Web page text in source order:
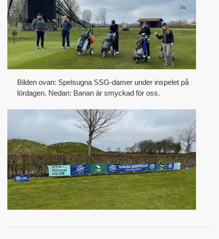
Bilden ovan: Spelsugna SSG-damer under inspelet på
lördagen. Nedan: Banan är smyckad för oss.